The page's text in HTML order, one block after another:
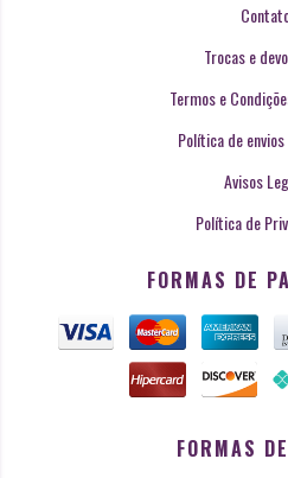
Trocas e
Termos e
Política de
Avisos
Política de
FORMAS DE
FORMAS